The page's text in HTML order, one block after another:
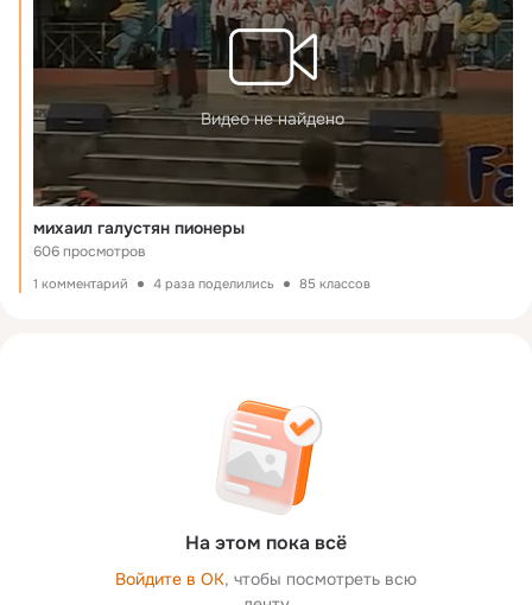
Видео не найдено
михаил галустян пионеры
606 просмотров
1 комментарий 4 раза поделились 85 классов
На этом пока всё
Войдите в ОК, чтобы посмотреть всю